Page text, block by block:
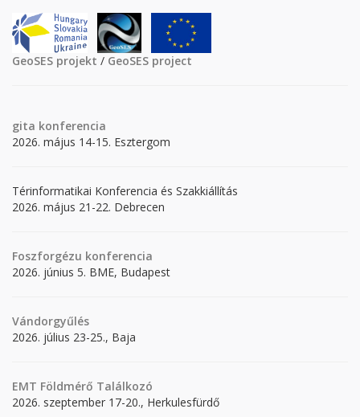
GeoSES projekt / GeoSES project
gita konferencia
2026. május 14-15. Esztergom
Térinformatikai Konferencia és Szakkiállítás
2026. május 21-22. Debrecen
Foszforgézu konferencia
2026. június 5. BME, Budapest
Vándorgyűlés
2026. július 23-25., Baja
EMT Földmérő Találkozó
2026. szeptember 17-20., Herkulesfürdő